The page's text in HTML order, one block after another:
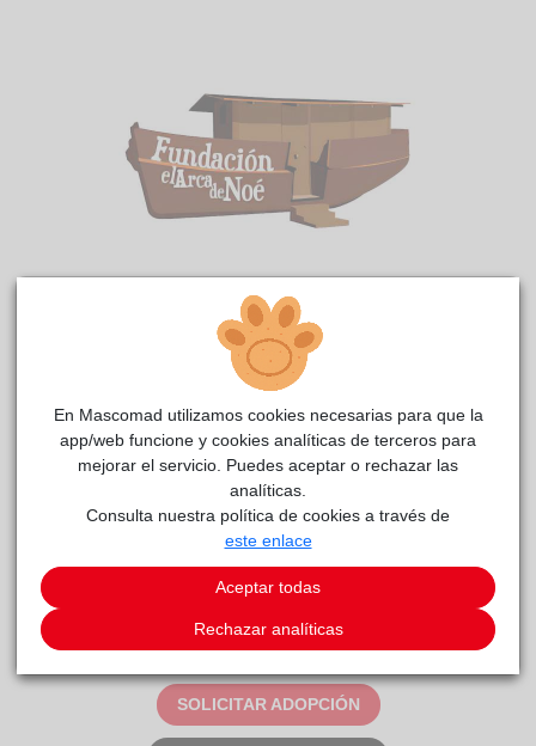
reside actualmente en el centro de acogida
Fundación El Arca de Noé
COMENTARIOS
Carácter
Este animal aún no ha recibido solicitudes de
adopción
SOLICITAR ADOPCIÓN
En Mascomad utilizamos cookies necesarias para que la
app/web funcione y cookies analíticas de terceros para
mejorar el servicio. Puedes aceptar o rechazar las
analíticas.
Consulta nuestra política de cookies a través de
este enlace
Aceptar todas
Rechazar analíticas